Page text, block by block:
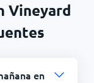
Vineyard
en